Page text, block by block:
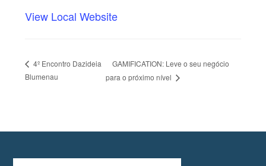
View Local Website
4º Encontro Dazideia
Blumenau
GAMIFICATION: Leve o seu negócio
para o próximo nível